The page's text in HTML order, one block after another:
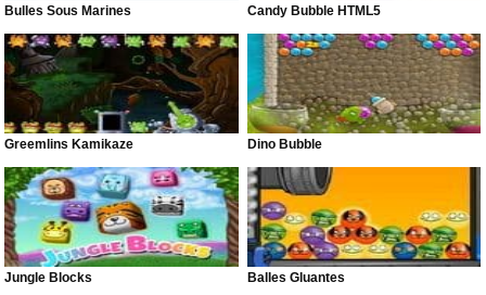
Bulles Sous Marines Candy Bubble HTML5
Greemlins Kamikaze Dino Bubble
Jungle Blocks Balles Gluantes